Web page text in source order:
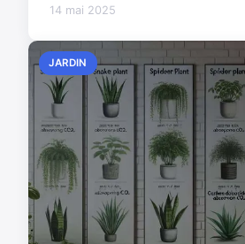
14 mai 2025
JARDIN